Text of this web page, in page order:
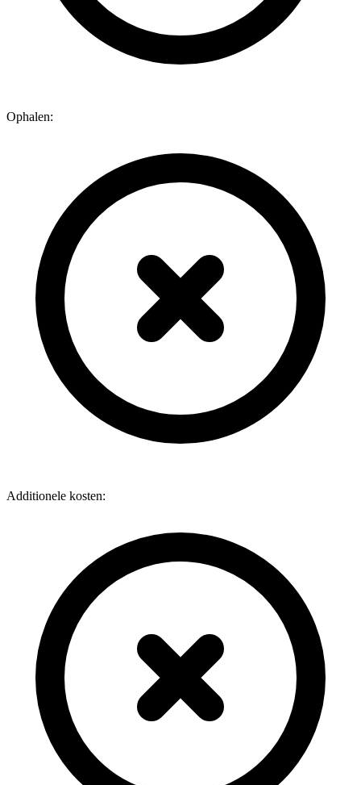
Ophalen:
Additionele kosten: